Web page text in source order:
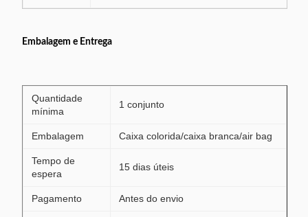
Embalagem e Entrega
Quantidade
mínima
1 conjunto
Embalagem Caixa colorida/caixa branca/air bag
Tempo de
espera
15 dias úteis
Pagamento Antes do envio